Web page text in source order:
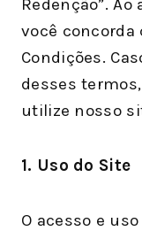
Redenção”.
você concorda
Condições.
desses
utilize nosso
1. Uso do Site
O acesso e